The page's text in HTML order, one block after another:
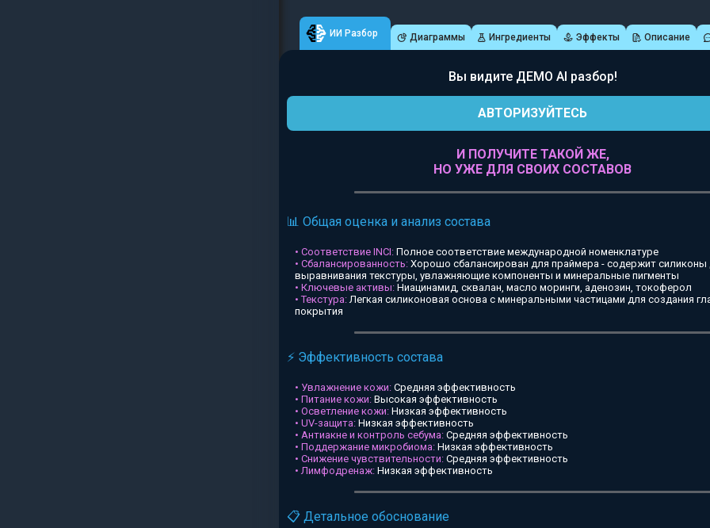
ИИ Разбор Диаграммы Ингредиенты Эффекты Описание
Вы видите ДЕМО AI разбор!
АВТОРИЗУЙТЕСЬ
И ПОЛУЧИТЕ ТАКОЙ ЖЕ,
НО УЖЕ ДЛЯ СВОИХ СОСТАВОВ
📊 Общая оценка и анализ состава
• Соответствие INCI: Полное соответствие международной номенклатуре
• Сбалансированность: Хорошо сбалансирован для праймера - содержит силиконы
выравнивания текстуры, увлажняющие компоненты и минеральные пигменты
• Ключевые активы: Ниацинамид, сквалан, масло моринги, аденозин, токоферол
• Текстура:Легкая силиконовая основа с минеральными частицами для создания
покрытия
⚡ Эффективность состава
• Увлажнение кожи: Средняя эффективность
• Питание кожи: Высокая эффективность
• Осветление кожи: Низкая эффективность
• UV-защита: Низкая эффективность
• Антиакне и контроль себума: Средняя эффективность
• Поддержание микробиома: Низкая эффективность
• Снижение чувствительности: Средняя эффективность
• Лимфодренаж: Низкая эффективность
📋 Детальное обоснование